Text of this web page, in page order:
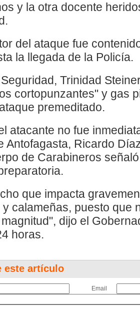
y la otra docente
del ataque fue
la llegada de la Policía.
Trinidad
cortopunzantes" y gas
premeditado.
atacante no fue
Antofagasta, Ricardo
de Carabineros
que impacta
calameñas, puesto que
dijo el
horas.
este artículo
Email